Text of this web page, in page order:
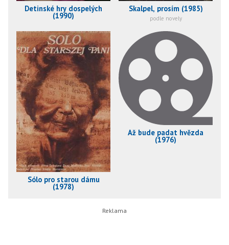
Detinské hry dospelých
(1990)
Skalpel, prosím (1985)
podle novely
Sólo pro starou dámu
(1978)
Až bude padat hvězda
(1976)